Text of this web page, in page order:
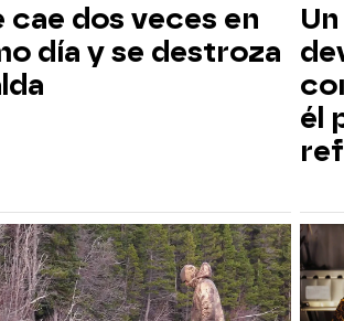
cae dos veces en
día y se destroza
él